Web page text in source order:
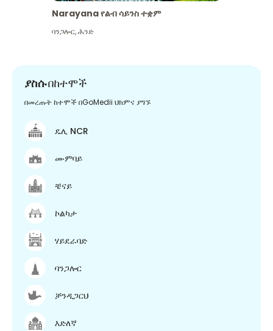
Narayana የልብ ሳይንስ ተቋም
ባንጋሎር,ሕንድ
ያስሱበከተሞች
በመረጡት ከተሞች በGoMedii ህክምና ያግኙ
ዴሊ NCR
ሙምባይ
ቼናይ
ኮልካታ
ሃይደራባድ
ባንጋሎር
ቻንዲጋርህ
እድለኛ